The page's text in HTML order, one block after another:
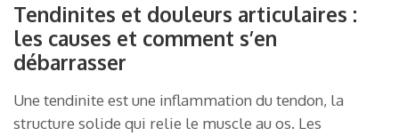
Tendinites et douleurs articulaires :
les causes et comment s’en
débarrasser
Une tendinite est une inflammation du tendon, la
structure solide qui relie le muscle au os. Les